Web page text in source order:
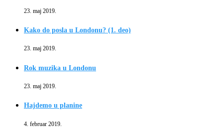
23. maj 2019.
Kako do posla u Londonu? (1. deo)
23. maj 2019.
Rok muzika u Londonu
23. maj 2019.
Hajdemo u planine
4. februar 2019.